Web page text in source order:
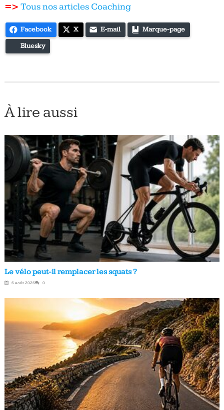
=> Tous nos articles Coaching
Facebook X E-mail Marque-page
Bluesky
À lire aussi
Le vélo peut-il remplacer les squats ?
6 août 2026 0